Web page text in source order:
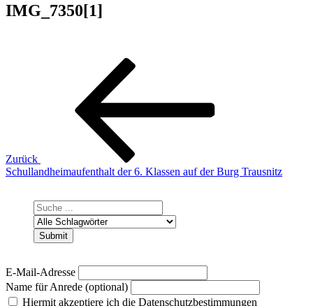
IMG_7350[1]
Beitragsnavigation
Zurück
Schullandheimaufenthalt der 6. Klassen auf der Burg Trausnitz
E-Mail-Adresse
Name für Anrede (optional)
Hiermit akzeptiere ich die Datenschutzbestimmungen